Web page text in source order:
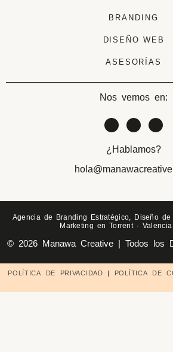
BRANDING
DISEÑO WEB
ASESORÍAS
Nos vemos en:
¿Hablamos?
Agencia de Branding Estratégico, Diseño
Marketing en Torrent ·
© 2026 Manawa Creative | Todos los
POLÍTICA DE PRIVACIDAD POLÍTICA DE